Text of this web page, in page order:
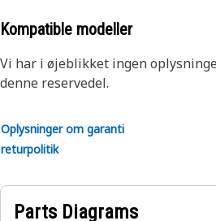
Kompatible modeller
Vi har i øjeblikket ingen
denne reservedel.
Oplysninger om garanti
returpolitik
Parts Diagrams